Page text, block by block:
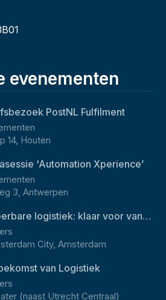
evenementen
PostNL Fulfilment
14, Houten
'Automation Xperience’
3, Antwerpen
Seminar: Weerbare logistiek: klaar voor vandaag én morgen
City, Amsterdam
van Logistiek
(naast Utrecht Centraal)